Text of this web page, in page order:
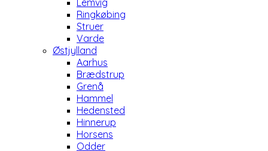
Lemvig
Ringkøbing
Struer
Varde
Østjylland
Aarhus
Brædstrup
Grenå
Hammel
Hedensted
Hinnerup
Horsens
Odder